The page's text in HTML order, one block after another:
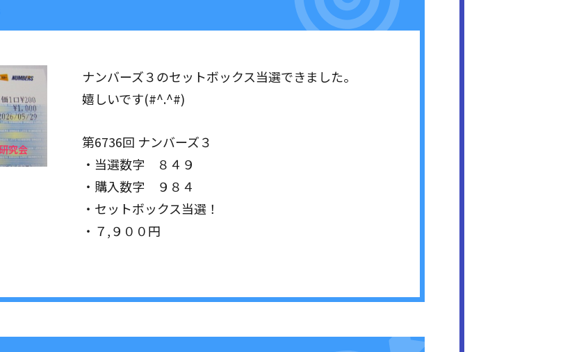
ナンバーズ３のセットボックス当選できました。
嬉しいです(#^.^#)
第6736回 ナンバーズ３
・当選数字 ８４９
・購入数字 ９８４
・セットボックス当選！
・７,９００円